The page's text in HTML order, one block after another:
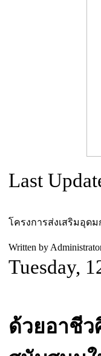
Last
โครงการส่งเสริมอุด
Written by
Tuesday,
ด้วยอาชี